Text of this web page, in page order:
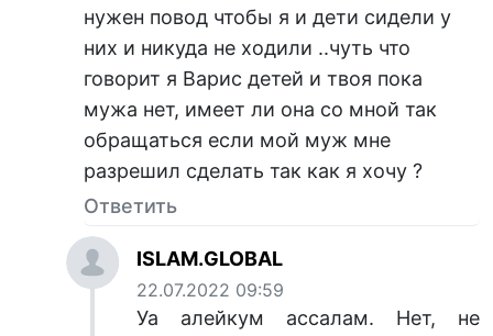
нужен повод чтобы я и дети сидели у
них и никуда не ходили ..чуть что
говорит я Варис детей и твоя пока
мужа нет, имеет ли она со мной так
обращаться если мой муж мне
разрешил сделать так как я хочу ?
Ответить
ISLAM.GLOBAL
22.07.2022 09:59
Уа алейкум ассалам. Нет, не